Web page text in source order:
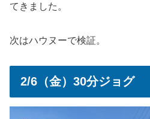
てきました。
次はハウヌーで検証。
2/6（金）30分ジョグ